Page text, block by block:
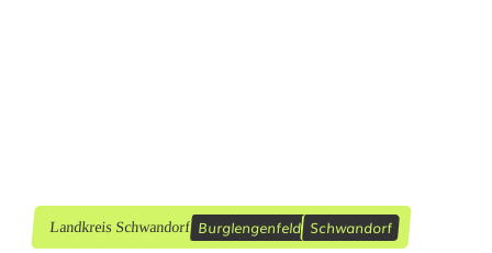
l
Landkreis Schwandorf Burglengenfeld Schwandorf